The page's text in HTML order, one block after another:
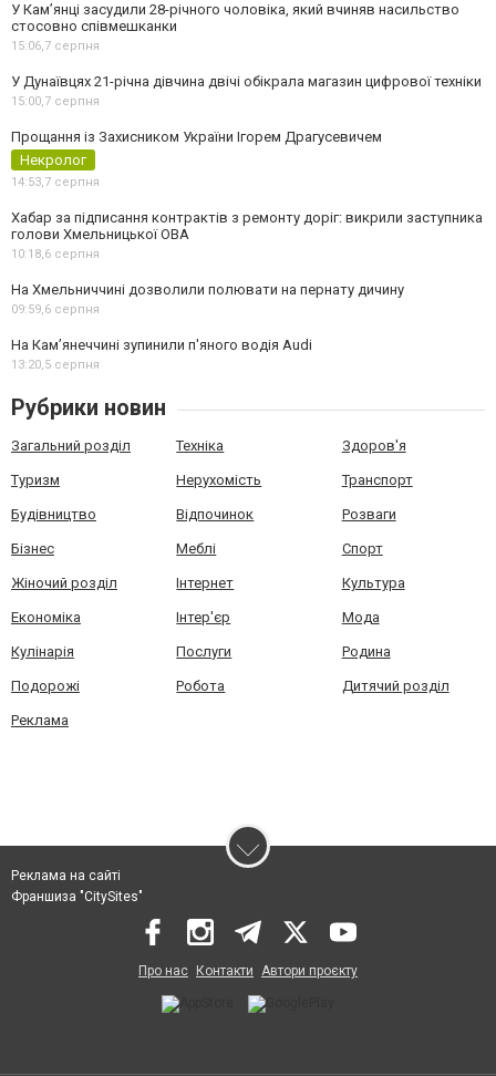
У Камʼянці засудили 28-річного чоловіка, який вчиняв насильство
стосовно співмешканки
15:06,7 серпня
У Дунаївцях 21-річна дівчина двічі обікрала магазин цифрової техніки
15:00,7 серпня
Прощання із Захисником України Ігорем Драгусевичем
Некролог
14:53,7 серпня
Хабар за підписання контрактів з ремонту доріг: викрили заступника
голови Хмельницької ОВА
10:18,6 серпня
На Хмельниччині дозволили полювати на пернату дичину
09:59,6 серпня
На Камʼянеччині зупинили п'яного водія Audi
13:20,5 серпня
Рубрики новин
Загальний розділ Техніка Здоров'я
Туризм Нерухомість Транспорт
Будівництво Відпочинок Розваги
Бізнес Меблі Спорт
Жіночий розділ Інтернет Культура
Економіка Інтер'єр Мода
Кулінарія Послуги Родина
Подорожі Робота Дитячий розділ
Реклама
Реклама на сайті
Франшиза "CitySites"
Про нас Контакти Автори проєкту